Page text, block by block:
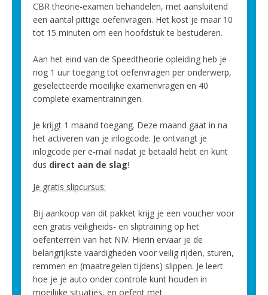
CBR theorie-examen behandelen, met aansluitend
een aantal pittige oefenvragen. Het kost je maar 10
tot 15 minuten om een hoofdstuk te bestuderen.
Aan het eind van de Speedtheorie opleiding heb je
nog 1 uur toegang tot oefenvragen per onderwerp,
geselecteerde moeilijke examenvragen en 40
complete examentrainingen.
Je krijgt 1 maand toegang. Deze maand gaat in na
het activeren van je inlogcode. Je ontvangt je
inlogcode per e-mail nadat je betaald hebt en kunt
dus direct aan de slag!
Je gratis slipcursus:
Bij aankoop van dit pakket krijg je een voucher voor
een gratis veiligheids- en sliptraining op het
oefenterrein van het NIV. Hierin ervaar je de
belangrijkste vaardigheden voor veilig rijden, sturen,
remmen en (maatregelen tijdens) slippen. Je leert
hoe je je auto onder controle kunt houden in
moeilijke situaties, en oefent met